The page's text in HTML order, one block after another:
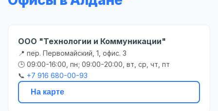
ООО "Технологии и Коммуникации"
📍 пер. Первомайский, 1, офис. 3
🕒 09:00-16:00, пн; 09:00-20:00, вт, ср, чт, пт
📞 +7 916 680-00-93
На карте